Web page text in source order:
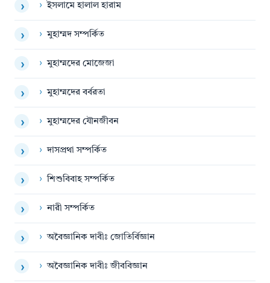
› › ইসলামে হালাল হারাম
› › মুহাম্মদ সম্পর্কিত
› › মুহাম্মদের মোজেজা
› › মুহাম্মদের বর্বরতা
› › মুহাম্মদের যৌনজীবন
› › দাসপ্রথা সম্পর্কিত
› › শিশুবিবাহ সম্পর্কিত
› › নারী সম্পর্কিত
› › অবৈজ্ঞানিক দাবীঃ জোতির্বিজ্ঞান
› › অবৈজ্ঞানিক দাবীঃ জীববিজ্ঞান